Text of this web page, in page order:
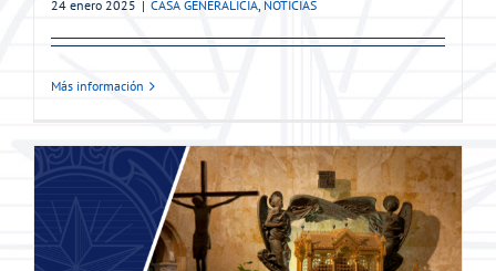
24 enero 2025 | CASA GENERALICIA, NOTICIAS
Más información